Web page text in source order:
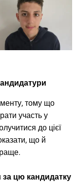
тому що
участь у
до цієї
що й
за цю кандидатку